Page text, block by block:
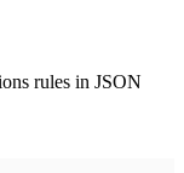
rules in JSON